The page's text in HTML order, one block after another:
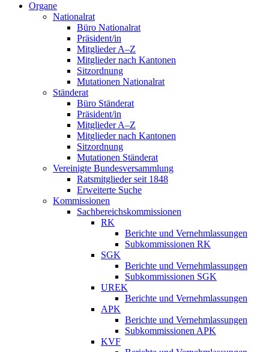
Organe
Nationalrat
Büro Nationalrat
Präsident/in
Mitglieder A–Z
Mitglieder nach Kantonen
Sitzordnung
Mutationen Nationalrat
Ständerat
Büro Ständerat
Präsident/in
Mitglieder A–Z
Mitglieder nach Kantonen
Sitzordnung
Mutationen Ständerat
Vereinigte Bundesversammlung
Ratsmitglieder seit 1848
Erweiterte Suche
Kommissionen
Sachbereichskommissionen
RK
Berichte und Vernehmlassungen
Subkommissionen RK
SGK
Berichte und Vernehmlassungen
Subkommissionen SGK
UREK
Berichte und Vernehmlassungen
APK
Berichte und Vernehmlassungen
Subkommissionen APK
KVF